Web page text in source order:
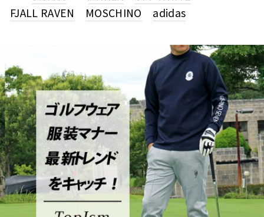
FJALL RAVEN
MOSCHINO adidas